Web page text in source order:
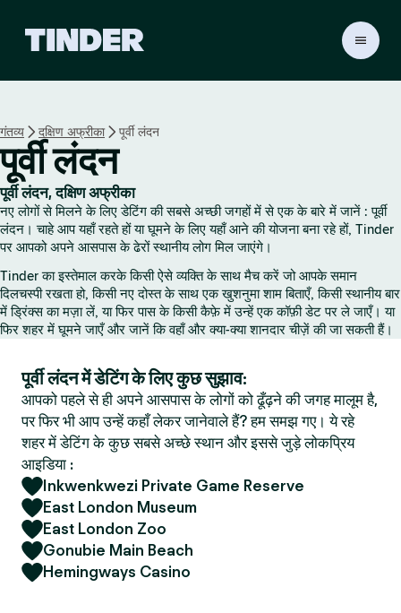
r
गंतव्य दक्षिण अफ्रीका पूर्वी लंदन
पूर्वी लंदन
पूर्वी लंदन, दक्षिण अफ्रीका
नए लोगों से मिलने के लिए डेटिंग की सबसे अच्छी जगहों में से एक के बारे में जानें : पूर्वी
लंदन। चाहे आप यहाँ रहते हों या घूमने के लिए यहाँ आने की योजना बना रहे हों, Tinder
पर आपको अपने आसपास के ढेरों स्थानीय लोग मिल जाएंगे।
Tinder का इस्तेमाल करके किसी ऐसे व्यक्ति के साथ मैच करें जो आपके समान
दिलचस्पी रखता हो, किसी नए दोस्त के साथ एक खुशनुमा शाम बिताएँ, किसी स्थानीय बार
में ड्रिंक्स का मज़ा लें, या फिर पास के किसी कैफ़े में उन्हें एक कॉफ़ी डेट पर ले जाएँ। या
फिर शहर में घूमने जाएँ और जानें कि वहाँ और क्या-क्या शानदार चीज़ें की जा सकती हैं।
पूर्वी लंदन में डेटिंग के लिए कुछ सुझाव:
आपको पहले से ही अपने आसपास के लोगों को ढूँढ़ने की जगह मालूम है,
पर फिर भी आप उन्हें कहाँ लेकर जानेवाले हैं? हम समझ गए। ये रहे
शहर में डेटिंग के कुछ सबसे अच्छे स्थान और इससे जुड़े लोकप्रिय
आइडिया :
Inkwenkwezi Private Game Reserve
East London Museum
East London Zoo
Gonubie Main Beach
Hemingways Casino